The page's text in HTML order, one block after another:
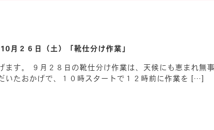
月２６日（土）「靴仕分け作業」
す。 ９月２８日の靴仕分け作業は、天候にも恵まれ無
いたおかげで、１０時スタートで１２時前に作業を […]